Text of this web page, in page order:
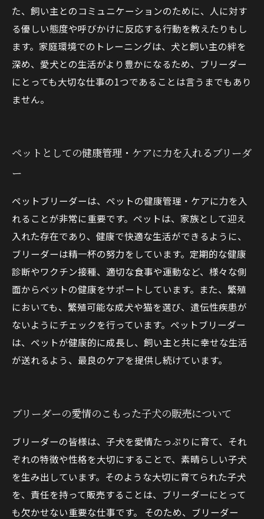
た、飼い主とのコミュニケーションのために、人に対す
る優しい態度や呼びかけに反応する行動を教えたりもし
ます。家庭環境でのトレーニングは、犬と飼い主の絆を
深め、愛犬との生活がより豊かになるため、ブリーダー
にとっても大切な仕事の1つであることは言うまでもあり
ません。
ペットとしての健康管理・ケアに力を入れるブリーダ
ー
ペットブリーダーは、ペットの健康管理・ケアに力を入
れることが非常に重要です。ペットは、家族として迎え
入れた存在であり、健康で快適な生活ができるように、
ブリーダーは精一杯の努力をしています。定期的な健康
診断やワクチン接種、適切な食事や運動など、様々な側
面からペットの健康をサポートしています。また、繁殖
においても、繁殖可能な成犬や猫を選び、遺伝性疾患が
ないようにチェックを行っています。ペットブリーダー
は、ペットが健康的に成長し、飼い主と共に幸せな生活
が送れるよう、最良のケアを提供し続けています。
ブリーダーの愛情のこもった子犬の販売について
ブリーダーの皆様は、子犬を愛情たっぷりに育て、それ
ぞれの特徴や性格を大切にすることで、素晴らしい子犬
を生み出しています。そのような大切に育てられた子犬
を、責任を持って販売することは、ブリーダーにとって
も欠かせない重要な仕事です。 そのため、ブリーダー